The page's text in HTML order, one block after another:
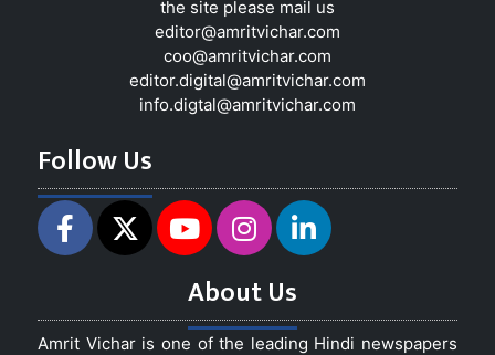
the site please mail us
editor@amritvichar.com
coo@amritvichar.com
editor.digital@amritvichar.com
info.digtal@amritvichar.com
Follow Us
About Us
Amrit Vichar is one of the leading Hindi newspapers